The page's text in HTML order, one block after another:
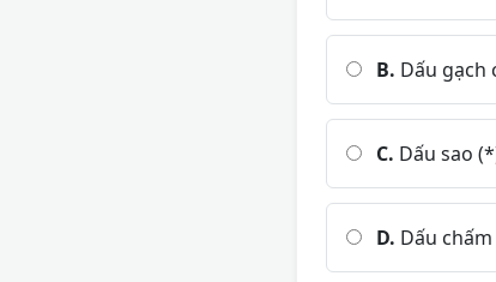
B. Dấu gạch
C. Dấu sao
D. Dấu